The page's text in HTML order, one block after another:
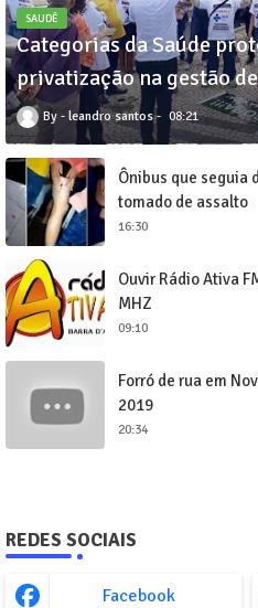
SAUDÊ
Categorias da Saúde
privatização na gestão
leandro santos 08:21
Ônibus que seguia
tomado de assalto
16:30
Ouvir Rádio Ativa
MHZ
09:10
Forró de rua em
2019
20:34
REDES SOCIAIS
Facebook